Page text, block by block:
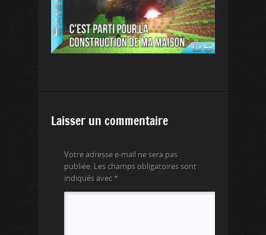
Laisser un commentaire
Votre adresse e-mail ne sera pas
publiée. Les champs obligatoires sont
indiqués avec *